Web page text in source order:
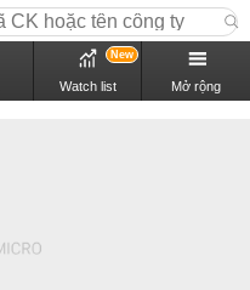
Watch list
New
Mở rộng